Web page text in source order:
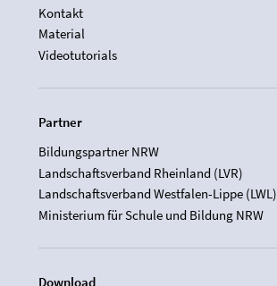
Kontakt
Material
Videotutorials
Partner
Bildungspartner NRW
Landschaftsverband Rheinland (LVR)
Landschaftsverband Westfalen-Lippe (LWL)
Ministerium für Schule und Bildung NRW
Download